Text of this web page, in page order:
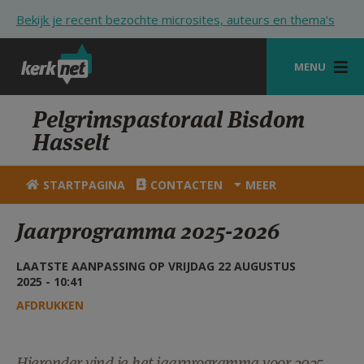
Bekijk je recent bezochte microsites, auteurs en thema's
MENU
STARTPAGINA
KERK
VIERINGEN
ZOEKEN
HULP
STARTPAGINA PORTAAL
Pelgrimspastoraal Bisdom
Hasselt
STARTPAGINA CONTACTEN MEER
Jaarprogramma 2025-2026
LAATSTE AANPASSING OP VRIJDAG 22 AUGUSTUS
2025 - 10:41
AFDRUKKEN